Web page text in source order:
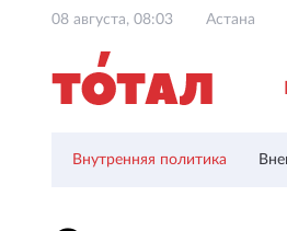
08 августа, 08:03 Астана
Внутренняя политика